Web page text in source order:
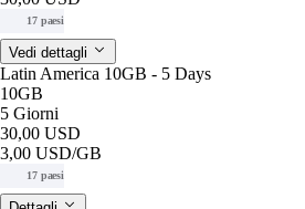
17 paesi
Vedi dettagli
Latin America 10GB - 5 Days
10GB
5 Giorni
30,00 USD
3,00 USD/GB
17 paesi